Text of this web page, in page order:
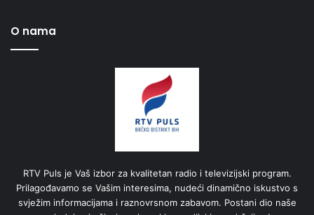
O nama
RTV Puls je Vaš izbor za kvalitetan radio i televizijski program.
Prilagođavamo se Vašim interesima, nudeći dinamično iskustvo s
svježim informacijama i raznovrsnom zabavom. Postani dio naše